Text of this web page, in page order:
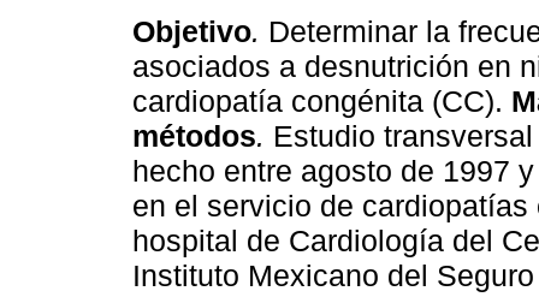
Objetivo. Determinar la
asociados a desnutrición en
cardiopatía congénita (CC).
métodos. Estudio
hecho entre agosto de 1997
en el servicio de cardiopatías
hospital de Cardiología del
Instituto Mexicano del